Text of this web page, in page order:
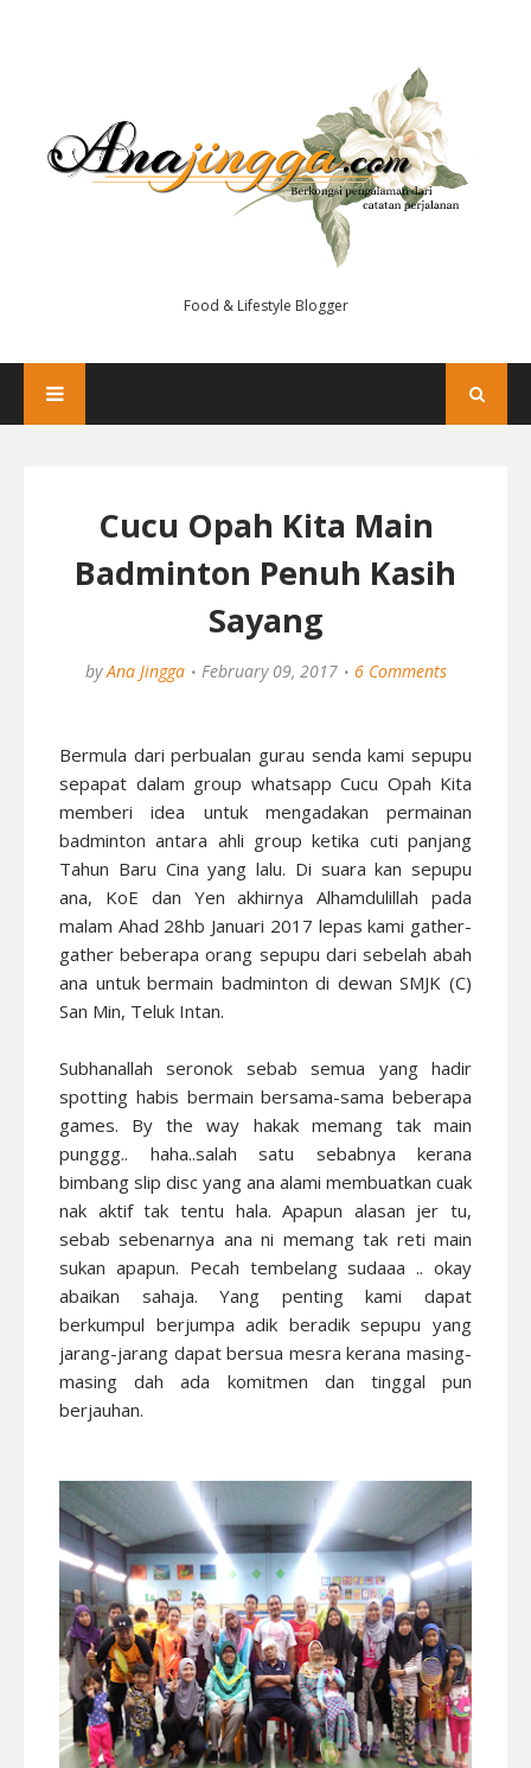
Food & Lifestyle Blogger
Cucu Opah Kita Main
Badminton Penuh Kasih
Sayang
by Ana Jingga February 09, 2017 6 Comments
Bermula dari perbualan gurau senda kami sepupu
sepapat dalam group whatsapp Cucu Opah Kita
memberi idea untuk mengadakan permainan
badminton antara ahli group ketika cuti panjang
Tahun Baru Cina yang lalu. Di suara kan sepupu
ana, KoE dan Yen akhirnya Alhamdulillah pada
malam Ahad 28hb Januari 2017 lepas kami gather-
gather beberapa orang sepupu dari sebelah abah
ana untuk bermain badminton di dewan SMJK (C)
San Min, Teluk Intan.
Subhanallah seronok sebab semua yang hadir
spotting habis bermain bersama-sama beberapa
games. By the way hakak memang tak main
punggg.. haha..salah satu sebabnya kerana
bimbang slip disc yang ana alami membuatkan cuak
nak aktif tak tentu hala. Apapun alasan jer tu,
sebab sebenarnya ana ni memang tak reti main
sukan apapun. Pecah tembelang sudaaa .. okay
abaikan sahaja. Yang penting kami dapat
berkumpul berjumpa adik beradik sepupu yang
jarang-jarang dapat bersua mesra kerana masing-
masing dah ada komitmen dan tinggal pun
berjauhan.